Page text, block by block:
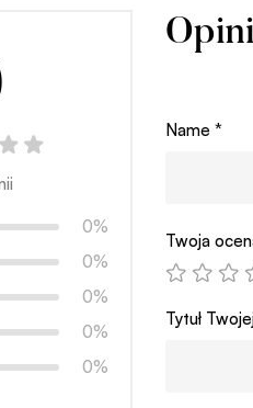
0%
0%
0%
0%
0%
Name *
Twoja
Tytuł